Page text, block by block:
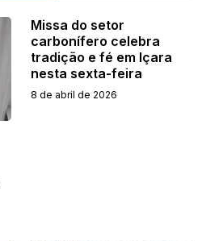
Missa do setor
carbonífero celebra
tradição e fé em Içara
nesta sexta-feira
8 de abril de 2026